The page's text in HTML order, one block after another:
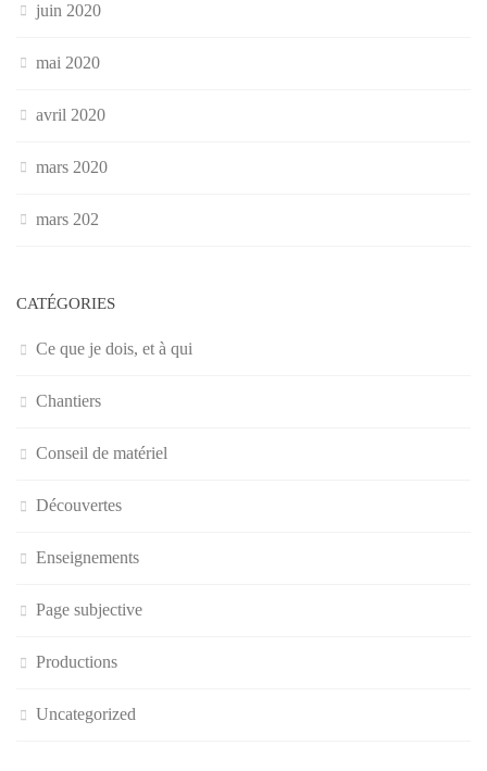
juin 2020
mai 2020
avril 2020
mars 2020
mars 202
CATÉGORIES
Ce que je dois, et à qui
Chantiers
Conseil de matériel
Découvertes
Enseignements
Page subjective
Productions
Uncategorized